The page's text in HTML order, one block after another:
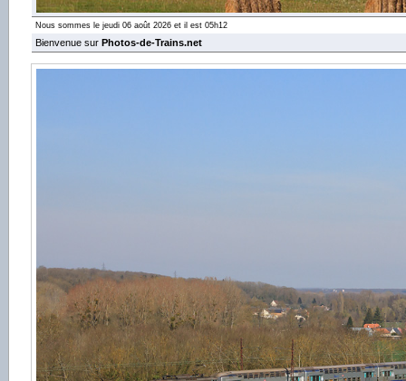
Nous sommes le jeudi 06 août 2026 et il est 05h12
Bienvenue sur Photos-de-Trains.net